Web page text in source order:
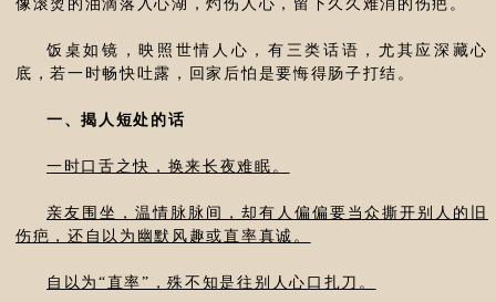
像滚烫的油滴落入心湖，灼伤人心，留下久久难消的伤疤。
饭桌如镜，映照世情人心，有三类话语，尤其应深藏心
底，若一时畅快吐露，回家后怕是要悔得肠子打结。
一、揭人短处的话
一时口舌之快，换来长夜难眠。
亲友围坐，温情脉脉间，却有人偏偏要当众撕开别人的旧
伤疤，还自以为幽默风趣或直率真诚。
自以为“直率”，殊不知是往别人心口扎刀。